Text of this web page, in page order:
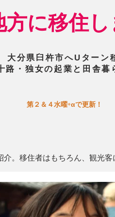
方に移住し
大分県臼杵市へUターン
路・独女の起業と田舎暮
​第２＆４水曜+αで更新！
。移住者はもちろん、観光客